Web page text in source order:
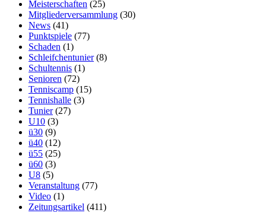
Meisterschaften (25)
Mitgliederversammlung (30)
News (41)
Punktspiele (77)
Schaden (1)
Schleifchentunier(8)
Schultennis (1)
Senioren (72)
Tenniscamp (15)
Tennishalle (3)
Tunier(27)
U10 (3)
ü30 (9)
ü40 (12)
ü55 (25)
ü60 (3)
U8 (5)
Veranstaltung (77)
Video (1)
Zeitungsartikel (411)